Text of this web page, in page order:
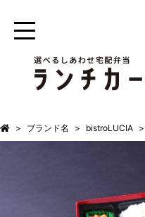
ブランド名 bistroLUCIA